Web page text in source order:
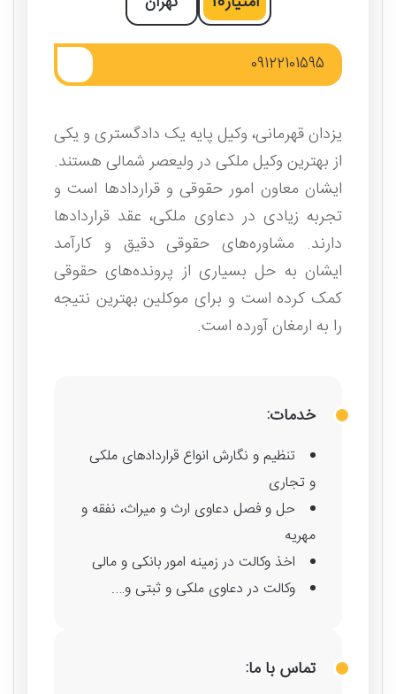
09122101595
یزدان قهرمانی، وکیل پایه یک دادگستری و یکی
از بهترین وکیل ملکی در ولیعصر شمالی هستند.
ایشان معاون امور حقوقی و قراردادها است و
تجربه زیادی در دعاوی ملکی، عقد قراردادها
دارند. مشاوره‌های حقوقی دقیق و کارآمد
ایشان به حل بسیاری از پرونده‌های حقوقی
کمک کرده است و برای موکلین بهترین نتیجه
را به ارمغان آورده است.
خدمات:
تنظیم و نگارش انواع قراردادهای ملکی
و تجاری
حل و فصل دعاوی ارث و میراث، نفقه و
مهریه
اخذ وکالت در زمینه امور بانکی و مالی
وکالت در دعاوی ملکی و ثبتی و….
تماس با ما: